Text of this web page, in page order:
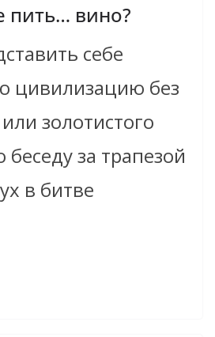
пить… вино?
себе
цивилизацию без
золотистого
беседу за трапезой
в битве